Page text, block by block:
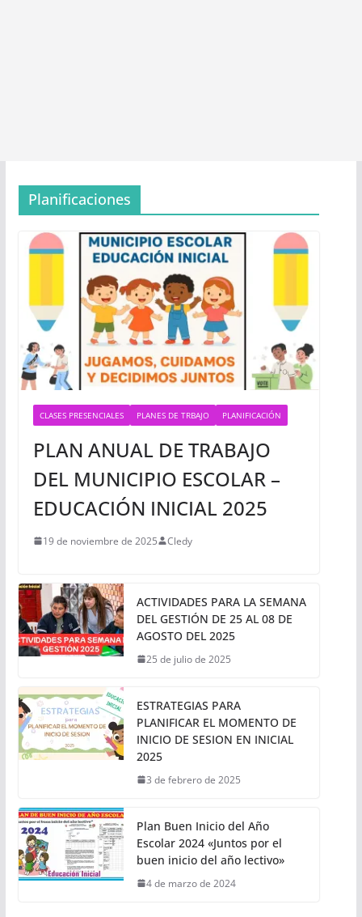
Planificaciones
CLASES PRESENCIALES PLANES DE TRBAJO PLANIFICACIÓN
PLAN ANUAL DE TRABAJO
DEL MUNICIPIO ESCOLAR –
EDUCACIÓN INICIAL 2025
19 de noviembre de 2025 Cledy
ACTIVIDADES PARA LA SEMANA
DEL GESTIÓN DE 25 AL 08 DE
AGOSTO DEL 2025
25 de julio de 2025
ESTRATEGIAS PARA
PLANIFICAR EL MOMENTO DE
INICIO DE SESION EN INICIAL
2025
3 de febrero de 2025
Plan Buen Inicio del Año
Escolar 2024 «Juntos por el
buen inicio del año lectivo»
4 de marzo de 2024